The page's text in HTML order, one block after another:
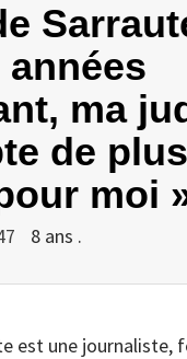
années
ma
de
moi
8 ans .
est une journaliste,